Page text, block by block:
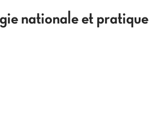
nationale et pratique